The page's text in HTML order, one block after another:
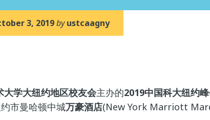
3, 2019 byustcaagny
大学大纽约地区校友会主办的2019中国科大纽约
市曼哈顿中城万豪酒店(New York Marriott